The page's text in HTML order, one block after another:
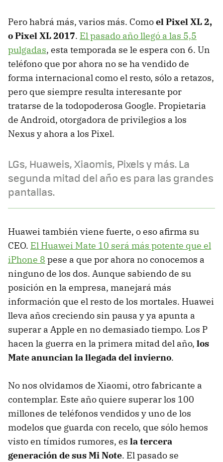
Pero habrá más, varios más. Comoel Pixel XL 2,
o Pixel XL 2017. El pasado año llegó a las 5,5
pulgadas, esta temporada se le espera con 6. Un
teléfono que por ahora no se ha vendido de
forma internacional como el resto, sólo a retazos,
pero que siempre resulta interesante por
tratarse de la todopoderosa Google. Propietaria
de Android, otorgadora de privilegios a los
Nexus y ahora a los Pixel.
LGs, Huaweis, Xiaomis, Pixels y más. La
segunda mitad del año es para las grandes
pantallas.
Huawei también viene fuerte, o eso afirma su
CEO. El Huawei Mate 10 será más potente que el
iPhone 8 pese a que por ahora no conocemos a
ninguno de los dos. Aunque sabiendo de su
posición en la empresa, manejará más
información que el resto de los mortales. Huawei
lleva años creciendo sin pausa y ya apunta a
superar a Apple en no demasiado tiempo. Los P
hacen la guerra en la primera mitad del año, los
Mate anuncian la llegada del invierno.
No nos olvidamos de Xiaomi, otro fabricante a
contemplar. Este año quiere superar los 100
millones de teléfonos vendidos y uno de los
modelos que guarda con recelo, que sólo hemos
visto en tímidos rumores, es la tercera
generación de sus Mi Note. El pasado se